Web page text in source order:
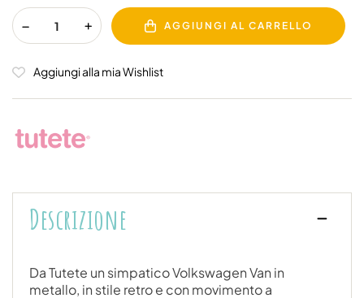
AGGIUNGI AL CARRELLO
Aggiungi alla mia Wishlist
Descrizione
Da Tutete un simpatico Volkswagen Van in
metallo, in stile retro e con movimento a